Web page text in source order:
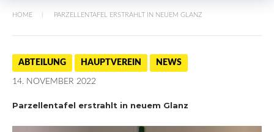
HOME / PARZELLENTAFEL ERSTRAHLT IN NEUEM GLANZ
ABTEILUNG HAUPTVEREIN NEWS
14. NOVEMBER 2022
Parzellentafel erstrahlt in neuem Glanz